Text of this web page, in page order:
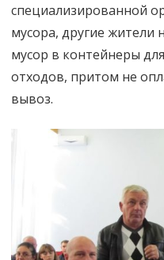
специализированной
мусора, другие жители
мусор в контейнеры
отходов, притом не
вывоз.